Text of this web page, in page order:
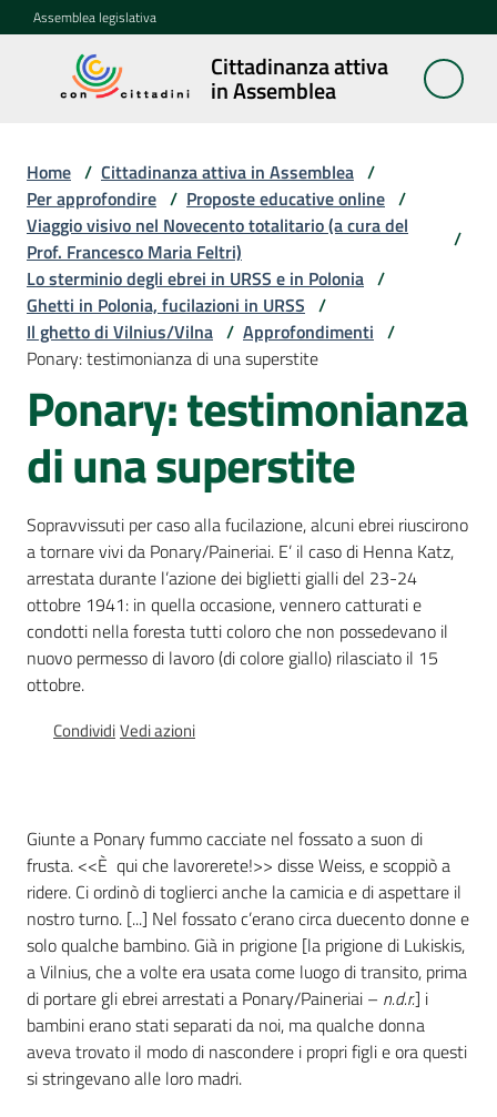
Vai al contenuto
Vai alla navigazione
Vai al footer
Assemblea legislativa
Cittadinanza attiva
in Assemblea
Cittadinanza
attiva in
Concittadini
Porte
aperte
in
Assemblea
Mostre
itineranti
Percorsi
sulla
memoria
Seguici
su
Assemblea
legislativa
Assemblea
Attività
Home / Cittadinanza attiva in Assemblea /
Per approfondire / Proposte educative online /
Viaggio visivo nel Novecento totalitario (a cura del
Prof. Francesco Maria Feltri)
/
Lo sterminio degli ebrei in URSS e in Polonia /
Ghetti in Polonia, fucilazioni in URSS /
Il ghetto di Vilnius/Vilna / Approfondimenti /
Ponary: testimonianza di una superstite
Ponary: testimonianza
di una superstite
Sopravvissuti per caso alla fucilazione, alcuni ebrei riuscirono
a tornare vivi da Ponary/Paineriai. E’ il caso di Henna Katz,
arrestata durante l’azione dei biglietti gialli del 23-24
ottobre 1941: in quella occasione, vennero catturati e
condotti nella foresta tutti coloro che non possedevano il
nuovo permesso di lavoro (di colore giallo) rilasciato il 15
ottobre.
CondividiVedi azioni
Giunte a Ponary fummo cacciate nel fossato a suon di
frusta. <<È qui che lavorerete!>> disse Weiss, e scoppiò a
ridere. Ci ordinò di toglierci anche la camicia e di aspettare il
nostro turno. [...] Nel fossato c’erano circa duecento donne e
solo qualche bambino. Già in prigione [la prigione di Lukiskis,
a Vilnius, che a volte era usata come luogo di transito, prima
di portare gli ebrei arrestati a Ponary/Paineriai – n.d.r.] i
bambini erano stati separati da noi, ma qualche donna
aveva trovato il modo di nascondere i propri figli e ora questi
si stringevano alle loro madri.